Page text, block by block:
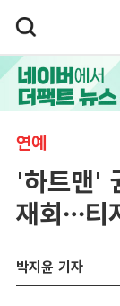
연예
'하트맨'
재회…티
박지윤 기자